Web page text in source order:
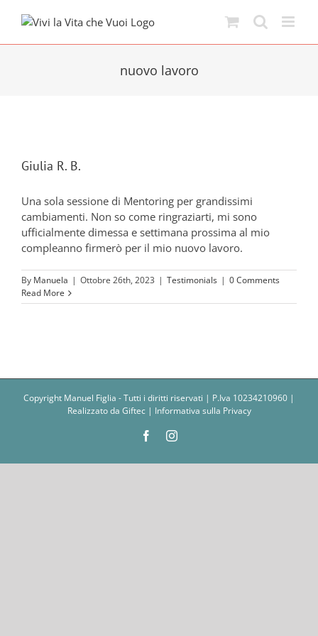
nuovo lavoro
Giulia R. B.
Una sola sessione di Mentoring per grandissimi
cambiamenti. Non so come ringraziarti, mi sono
ufficialmente dimessa e settimana prossima al mio
compleanno firmerò per il mio nuovo lavoro.
By Manuela | Ottobre 26th, 2023 | Testimonials | 0 Comments
Read More
Copyright Manuel Figlia - Tutti i diritti riservati | P.Iva 10234210960 |
Realizzato da Giftec| Informativa sulla Privacy
FacebookInstagram